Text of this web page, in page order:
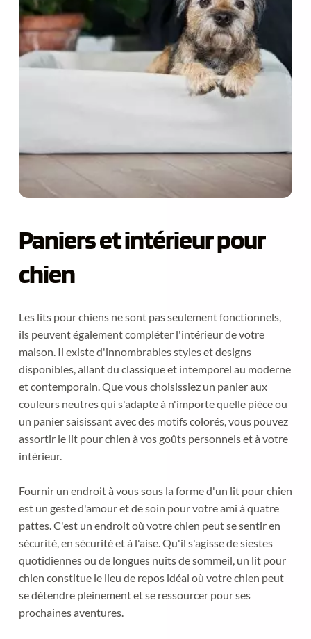
Paniers et intérieur pour
chien
Les lits pour chiens ne sont pas seulement fonctionnels,
ils peuvent également compléter l'intérieur de votre
maison. Il existe d'innombrables styles et designs
disponibles, allant du classique et intemporel au moderne
et contemporain. Que vous choisissiez un panier aux
couleurs neutres qui s'adapte à n'importe quelle pièce ou
un panier saisissant avec des motifs colorés, vous pouvez
assortir le lit pour chien à vos goûts personnels et à votre
intérieur.
Fournir un endroit à vous sous la forme d'un lit pour chien
est un geste d'amour et de soin pour votre ami à quatre
pattes. C'est un endroit où votre chien peut se sentir en
sécurité, en sécurité et à l'aise. Qu'il s'agisse de siestes
quotidiennes ou de longues nuits de sommeil, un lit pour
chien constitue le lieu de repos idéal où votre chien peut
se détendre pleinement et se ressourcer pour ses
prochaines aventures.